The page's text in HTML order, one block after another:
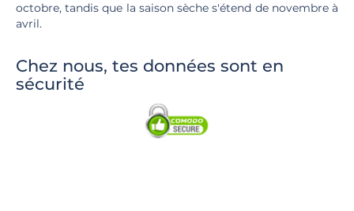
octobre, tandis que la saison sèche s'étend de novembre à
avril.
Chez nous, tes données sont en
sécurité